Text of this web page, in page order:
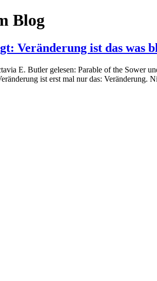
Blog
Veränderung ist das was
E. Butler gelesen: Parable of the Sower
ist erst mal nur das: